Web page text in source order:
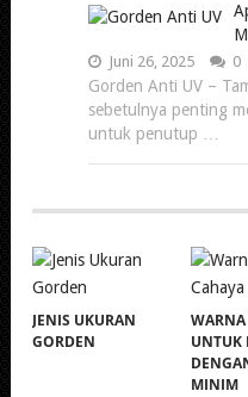
Juni 26, 2025 0
Gorden Anti UV –
sebetulnya penting
untuk penutup …
JENIS UKURAN
GORDEN
UNTUK
MINIM